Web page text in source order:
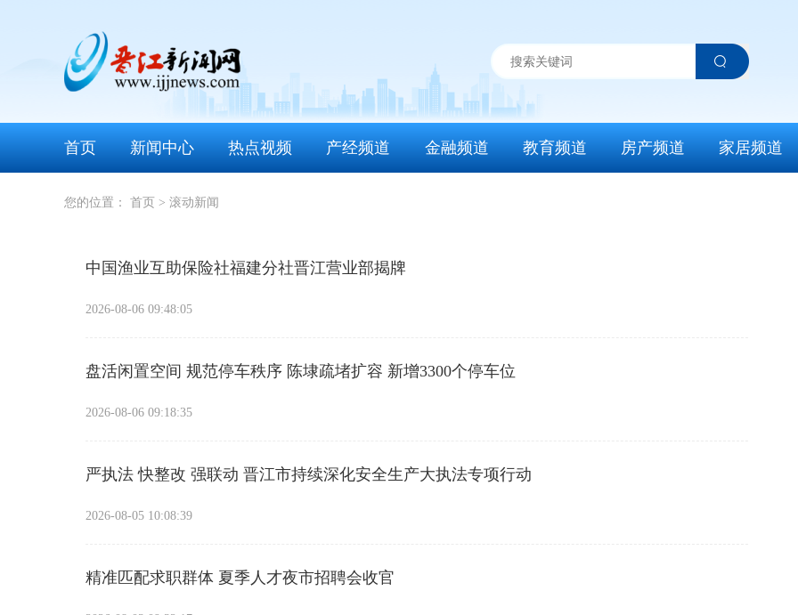
首页 新闻中心 热点视频 产经频道 金融频道 教育频道 房产频道 家居频道
您的位置： 首页 > 滚动新闻
中国渔业互助保险社福建分社晋江营业部揭牌
2026-08-06 09:48:05
盘活闲置空间 规范停车秩序 陈埭疏堵扩容 新增3300个停车位
2026-08-06 09:18:35
严执法 快整改 强联动 晋江市持续深化安全生产大执法专项行动
2026-08-05 10:08:39
精准匹配求职群体 夏季人才夜市招聘会收官